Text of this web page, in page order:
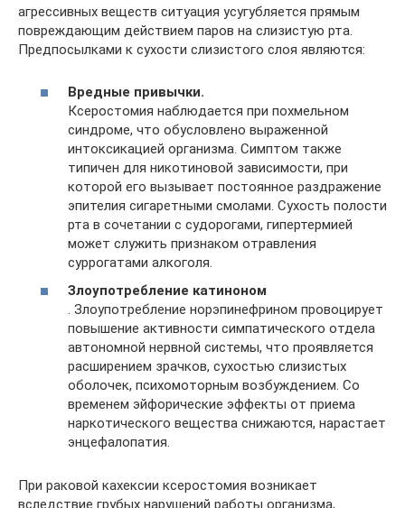
агрессивных веществ ситуация усугубляется прямым
повреждающим действием паров на слизистую рта.
Предпосылками к сухости слизистого слоя являются:
Вредные привычки.
Ксеростомия наблюдается при похмельном
синдроме, что обусловлено выраженной
интоксикацией организма. Симптом также
типичен для никотиновой зависимости, при
которой его вызывает постоянное раздражение
эпителия сигаретными смолами. Сухость полости
рта в сочетании с судорогами, гипертермией
может служить признаком отравления
суррогатами алкоголя.
Злоупотребление катиноном
. Злоупотребление норэпинефрином провоцирует
повышение активности симпатического отдела
автономной нервной системы, что проявляется
расширением зрачков, сухостью слизистых
оболочек, психомоторным возбуждением. Со
временем эйфорические эффекты от приема
наркотического вещества снижаются, нарастает
энцефалопатия.
При раковой кахексии ксеростомия возникает
вследствие грубых нарушений работы организма,